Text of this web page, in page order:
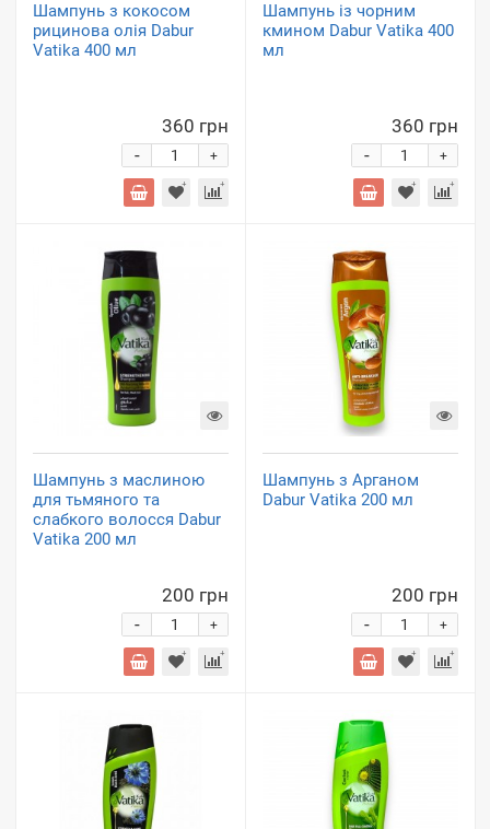
Шампунь з кокосом
рицинова олія Dabur
Vatika 400 мл
360 грн
+
-
Шампунь із чорним
кмином Dabur Vatika 400
мл
360 грн
+
-
Шампунь з маслиною
для тьмяного та
слабкого волосся Dabur
Vatika 200 мл
200 грн
+
-
Шампунь з Арганом
Dabur Vatika 200 мл
200 грн
+
-